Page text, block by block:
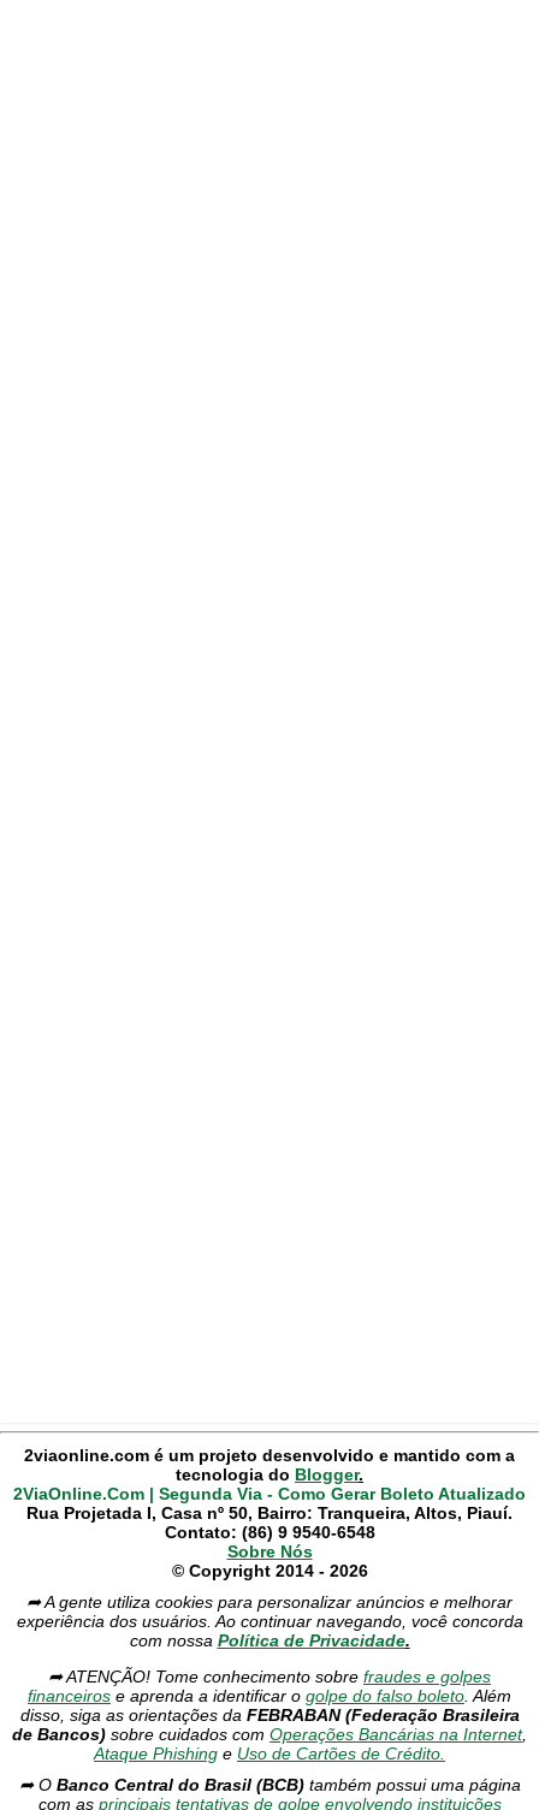
2viaonline.com é um projeto desenvolvido e mantido com a
tecnologia do Blogger.
2ViaOnline.Com | Segunda Via - Como Gerar Boleto Atualizado
Rua Projetada I, Casa nº 50, Bairro: Tranqueira, Altos, Piauí.
Contato: (86) 9 9540-6548
Sobre Nós
© Copyright 2014 - 2026
➦ A gente utiliza cookies para personalizar anúncios e melhorar
experiência dos usuários. Ao continuar navegando, você concorda
com nossa Política de Privacidade.
➦ ATENÇÃO! Tome conhecimento sobre fraudes e golpes
financeiros e aprenda a identificar o golpe do falso boleto. Além
disso, siga as orientações da FEBRABAN (Federação Brasileira
de Bancos) sobre cuidados com Operações Bancárias na Internet,
Ataque Phishing e Uso de Cartões de Crédito.
➦ O Banco Central do Brasil (BCB)também possui uma página
com as principais tentativas de golpe envolvendo instituições